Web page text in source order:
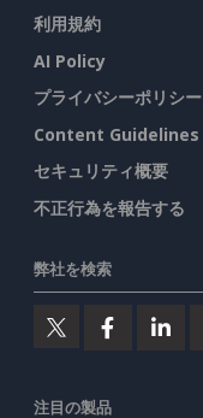
利用規約
AI Policy
プライバシーポリシー
Content Guidelines
セキュリティ概要
不正行為を報告する
弊社を検索
注目の製品